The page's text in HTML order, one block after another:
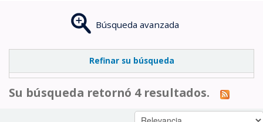
Búsqueda avanzada
Refinar su búsqueda
Su búsqueda retornó 4 resultados.